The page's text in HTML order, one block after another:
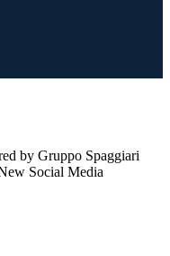
by Gruppo Spaggiari
Social Media